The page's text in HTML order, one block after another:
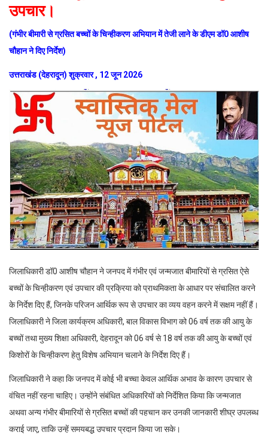
उपचार।
(गंभीर बीमारी से ग्रसित बच्चों के चिन्हीकरण अभियान में तेजी लाने के डीएम डॉ0 आशीष
चौहान ने दिए निर्देश)
उत्तराखंड (देहरादून) शुक्रवार , 12 जून 2026
जिलाधिकारी डॉ0 आशीष चौहान ने जनपद में गंभीर एवं जन्मजात बीमारियों से ग्रसित ऐसे
बच्चों के चिन्हीकरण एवं उपचार की प्रक्रिया को प्राथमिकता के आधार पर संचालित करने
के निर्देश दिए हैं, जिनके परिजन आर्थिक रूप से उपचार का व्यय वहन करने में सक्षम नहीं हैं।
जिलाधिकारी ने जिला कार्यक्रम अधिकारी, बाल विकास विभाग को 06 वर्ष तक की आयु के
बच्चों तथा मुख्य शिक्षा अधिकारी, देहरादून को 06 वर्ष से 18 वर्ष तक की आयु के बच्चों एवं
किशोरों के चिन्हीकरण हेतु विशेष अभियान चलाने के निर्देश दिए हैं।
जिलाधिकारी ने कहा कि जनपद में कोई भी बच्चा केवल आर्थिक अभाव के कारण उपचार से
वंचित नहीं रहना चाहिए। उन्होंने संबंधित अधिकारियों को निर्देशित किया कि जन्मजात
अथवा अन्य गंभीर बीमारियों से ग्रसित बच्चों की पहचान कर उनकी जानकारी शीघ्र उपलब्ध
कराई जाए, ताकि उन्हें समयबद्ध उपचार प्रदान किया जा सके।